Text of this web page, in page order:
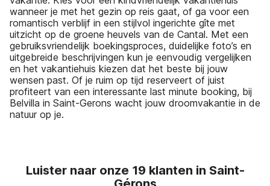
wanneer je met het gezin op reis gaat, of ga voor een
romantisch verblijf in een stijlvol ingerichte gîte met
uitzicht op de groene heuvels van de Cantal. Met een
gebruiksvriendelijk boekingsproces, duidelijke foto’s en
uitgebreide beschrijvingen kun je eenvoudig vergelijken
en het vakantiehuis kiezen dat het beste bij jouw
wensen past. Of je ruim op tijd reserveert of juist
profiteert van een interessante last minute booking, bij
Belvilla in Saint-Gerons wacht jouw droomvakantie in de
natuur op je.
Luister naar onze 19 klanten in Saint-